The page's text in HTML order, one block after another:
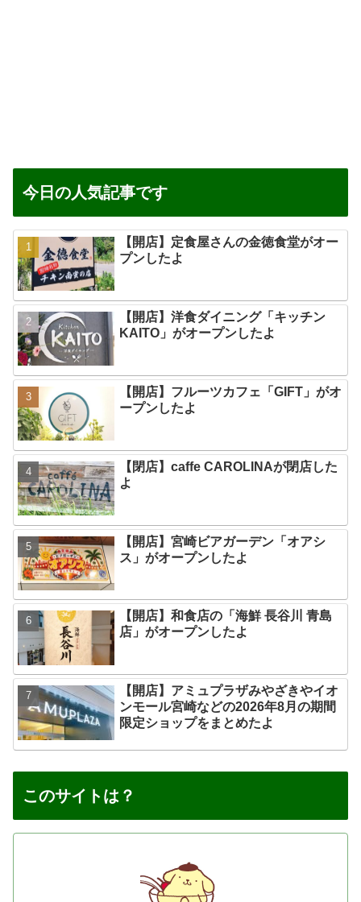
今日の人気記事です
【開店】定食屋さんの金徳食堂がオー
プンしたよ
【開店】洋食ダイニング「キッチン
KAITO」がオープンしたよ
【開店】フルーツカフェ「GIFT」がオ
ープンしたよ
【閉店】caffe CAROLINAが閉店した
よ
【開店】宮崎ビアガーデン「オアシ
ス」がオープンしたよ
【開店】和食店の「海鮮 長谷川 青島
店」がオープンしたよ
【開店】アミュプラザみやざきやイオ
ンモール宮崎などの2026年8月の期間
限定ショップをまとめたよ
このサイトは？